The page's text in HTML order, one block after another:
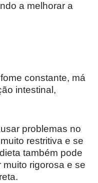
a melhorar a
constante, má
intestinal,
problemas no
restritiva e se
também pode
rigorosa e se